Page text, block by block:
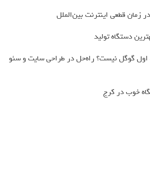
قطعی اینترنت بین‌الملل
دستگاه تولید
گوگل نیست؟ راه‌حل در طراحی سایت و سئو
خوب در کرج